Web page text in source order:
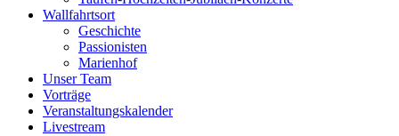
Wallfahrtsort
Geschichte
Passionisten
Marienhof
Unser Team
Vorträge
Veranstaltungskalender
Livestream